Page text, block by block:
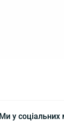
Ми у